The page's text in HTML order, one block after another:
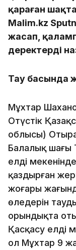
қараған
Malim.kz
жасап,
деректерді
Тау басында
Мұхтар
Оңтүстік
облысы)
Балалық шағы
елді
қаздырған
жоғары
өлеңдерін
орындықта
Қасқасу елді
ол Мұхтар 9